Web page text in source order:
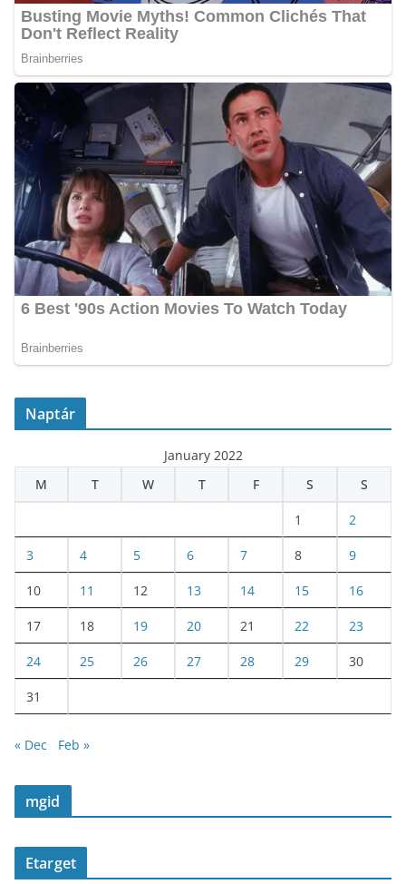
Naptár
January 2022
M
T W T F S S
1 2
3 4 5 6 7 8 9
10 11 12 13 14 15 16
17 18 19 20 21 22 23
24 25 26 27 28 29 30
31
« Dec Feb »
mgid
Etarget